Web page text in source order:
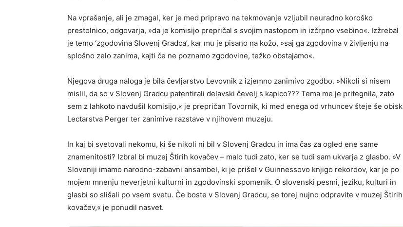
Na vprašanje, ali je zmagal, ker je med pripravo na tekmovanje vzljubil neuradno koroško
prestolnico, odgovarja, »da je komisijo prepričal s svojim nastopom in izčrpno vsebino«. Izžrebal
je temo ‘zgodovina Slovenj Gradca’, kar mu je pisano na kožo, »saj ga zgodovina v življenju na
splošno zelo zanima, kajti če ne poznamo zgodovine, težko obstajamo«.
Njegova druga naloga je bila čevljarstvo Levovnik z izjemno zanimivo zgodbo. »Nikoli si nisem
mislil, da so v Slovenj Gradcu patentirali delavski čevelj s kapico??? Tema me je pritegnila, zato
sem z lahkoto navdušil komisijo,« je prepričan Tovornik, ki med enega od vrhuncev šteje še obisk
Lectarstva Perger ter zanimive razstave v njihovem muzeju.
In kaj bi svetovali nekomu, ki še nikoli ni bil v Slovenj Gradcu in ima čas za ogled ene same
znamenitosti? Izbral bi muzej Štirih kovačev – malo tudi zato, ker se tudi sam ukvarja z glasbo. »V
Sloveniji imamo narodno-zabavni ansambel, ki je prišel v Guinnessovo knjigo rekordov, kar je po
mojem mnenju neverjetni kulturni in zgodovinski spomenik. O slovenski pesmi, jeziku, kulturi in
glasbi so slišali po vsem svetu. Če boste v Slovenj Gradcu, se torej nujno odpravite v muzej Štirih
kovačev,« je ponudil nasvet.